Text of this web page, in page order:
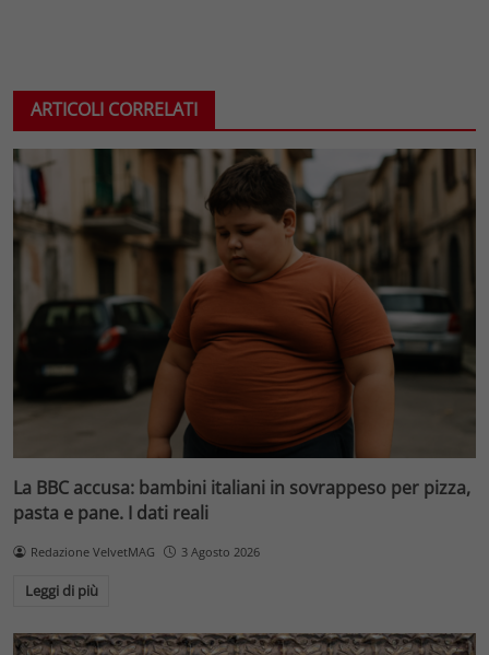
ARTICOLI CORRELATI
La BBC accusa: bambini italiani in sovrappeso per pizza,
pasta e pane. I dati reali
Redazione VelvetMAG 3 Agosto 2026
Leggi di più